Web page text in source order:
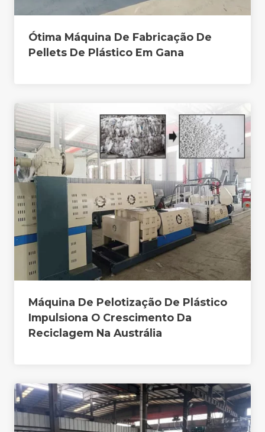
Ótima Máquina De Fabricação De
Pellets De Plástico Em Gana
Máquina De Pelotização De Plástico
Impulsiona O Crescimento Da
Reciclagem Na Austrália